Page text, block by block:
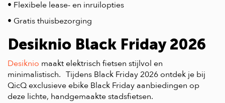
• Flexibele lease- en inruilopties
• Gratis thuisbezorging
Desiknio Black Friday 2026
Desiknio maakt elektrisch fietsen stijlvol en
minimalistisch. Tijdens Black Friday 2026 ontdek je bij
QicQ exclusieve ebike Black Friday aanbiedingen op
deze lichte, handgemaakte stadsfietsen.